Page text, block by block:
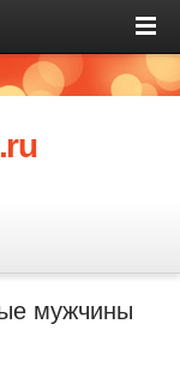
мужчины